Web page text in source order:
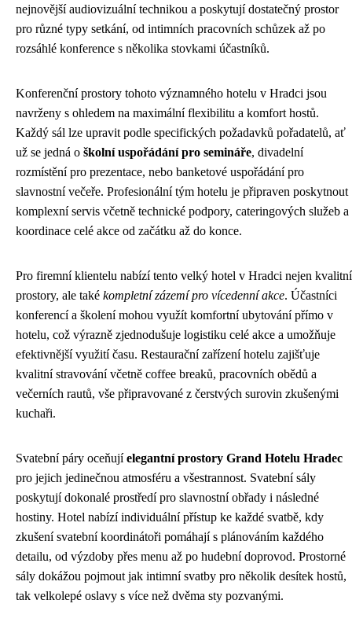
nejnovější audiovizuální technikou a poskytují dostatečný prostor
pro různé typy setkání, od intimních pracovních schůzek až po
rozsáhlé konference s několika stovkami účastníků.
Konferenční prostory tohoto významného hotelu v Hradci jsou
navrženy s ohledem na maximální flexibilitu a komfort hostů.
Každý sál lze upravit podle specifických požadavků pořadatelů, ať
už se jedná o školní uspořádání pro semináře, divadelní
rozmístění pro prezentace, nebo banketové uspořádání pro
slavnostní večeře. Profesionální tým hotelu je připraven poskytnout
komplexní servis včetně technické podpory, cateringových služeb a
koordinace celé akce od začátku až do konce.
Pro firemní klientelu nabízí tento velký hotel v Hradci nejen kvalitní
prostory, ale také kompletní zázemí pro vícedenní akce. Účastníci
konferencí a školení mohou využít komfortní ubytování přímo v
hotelu, což výrazně zjednodušuje logistiku celé akce a umožňuje
efektivnější využití času. Restaurační zařízení hotelu zajišťuje
kvalitní stravování včetně coffee breaků, pracovních obědů a
večerních rautů, vše připravované z čerstvých surovin zkušenými
kuchaři.
Svatební páry oceňujíelegantní prostory Grand Hotelu Hradec
pro jejich jedinečnou atmosféru a všestrannost. Svatební sály
poskytují dokonalé prostředí pro slavnostní obřady i následné
hostiny. Hotel nabízí individuální přístup ke každé svatbě, kdy
zkušení svatební koordinátoři pomáhají s plánováním každého
detailu, od výzdoby přes menu až po hudební doprovod. Prostorné
sály dokážou pojmout jak intimní svatby pro několik desítek hostů,
tak velkolepé oslavy s více než dvěma sty pozvanými.